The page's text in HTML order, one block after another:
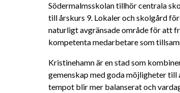
Södermalmsskolan tillhör centrala
till årskurs 9. Lokaler och skolgård
naturligt avgränsade område för att
kompetenta medarbetare som
Kristinehamn är en stad som
gemenskap med goda möjligheter
tempot blir mer balanserat och